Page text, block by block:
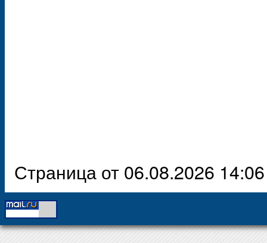
Страница от 06.08.2026 14:06